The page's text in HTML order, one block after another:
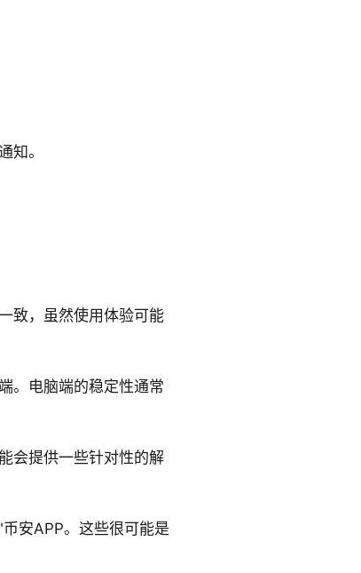
知。
致，虽然使用体验可能
。电脑端的稳定性通常
会提供一些针对性的解
安APP。这些很可能是